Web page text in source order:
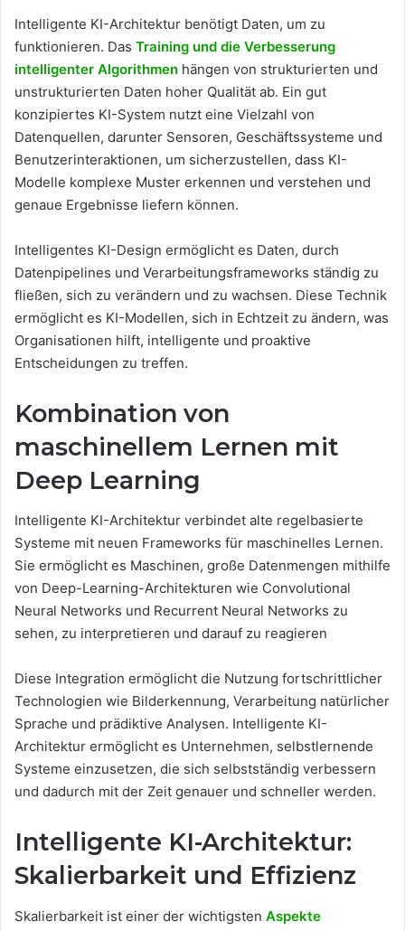
Intelligente KI-Architektur benötigt Daten, um zu
funktionieren. Das Training und die Verbesserung
intelligenter Algorithmen hängen von strukturierten und
unstrukturierten Daten hoher Qualität ab. Ein gut
konzipiertes KI-System nutzt eine Vielzahl von
Datenquellen, darunter Sensoren, Geschäftssysteme und
Benutzerinteraktionen, um sicherzustellen, dass KI-
Modelle komplexe Muster erkennen und verstehen und
genaue Ergebnisse liefern können.
Intelligentes KI-Design ermöglicht es Daten, durch
Datenpipelines und Verarbeitungsframeworks ständig zu
fließen, sich zu verändern und zu wachsen. Diese Technik
ermöglicht es KI-Modellen, sich in Echtzeit zu ändern, was
Organisationen hilft, intelligente und proaktive
Entscheidungen zu treffen.
Kombination von
maschinellem Lernen mit
Deep Learning
Intelligente KI-Architektur verbindet alte regelbasierte
Systeme mit neuen Frameworks für maschinelles Lernen.
Sie ermöglicht es Maschinen, große Datenmengen mithilfe
von Deep-Learning-Architekturen wie Convolutional
Neural Networks und Recurrent Neural Networks zu
sehen, zu interpretieren und darauf zu reagieren
Diese Integration ermöglicht die Nutzung fortschrittlicher
Technologien wie Bilderkennung, Verarbeitung natürlicher
Sprache und prädiktive Analysen. Intelligente KI-
Architektur ermöglicht es Unternehmen, selbstlernende
Systeme einzusetzen, die sich selbstständig verbessern
und dadurch mit der Zeit genauer und schneller werden.
Intelligente KI-Architektur:
Skalierbarkeit und Effizienz
Skalierbarkeit ist einer der wichtigsten Aspekte